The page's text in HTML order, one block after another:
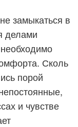
замыкаться в
делами
Сколь
порой
и чувстве